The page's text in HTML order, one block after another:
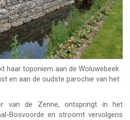
haar toponiem aan de Woluwebeek
en aan de oudste parochie van het
van de Zenne, ontspringt in het
Bosvoorde en stroomt vervolgens